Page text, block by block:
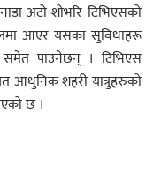
अटो शोभरि टिभिएसको
आएर यसका सुविधाहरू
समेत पाउनेछन् । टिभिएस
आधुनिक शहरी यात्रुहरुको
छ ।